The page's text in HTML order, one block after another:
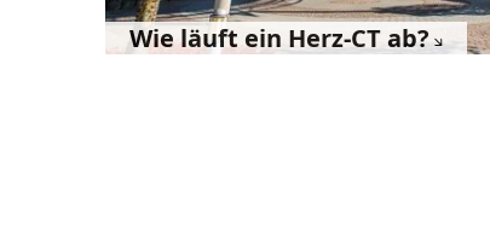
Wie läuft ein Herz-CT ab?